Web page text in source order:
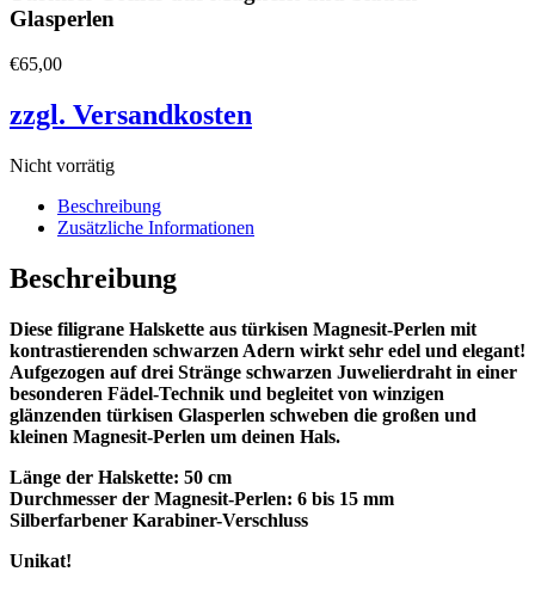
Glasperlen
€65,00
zzgl. Versandkosten
Nicht vorrätig
Beschreibung
Zusätzliche Informationen
Beschreibung
Diese filigrane Halskette aus türkisen Magnesit-Perlen mit
kontrastierenden schwarzen Adern wirkt sehr edel und elegant!
Aufgezogen auf drei Stränge schwarzen Juwelierdraht in einer
besonderen Fädel-Technik und begleitet von winzigen
glänzenden türkisen Glasperlen schweben die großen und
kleinen Magnesit-Perlen um deinen Hals.
Länge der Halskette: 50 cm
Durchmesser der Magnesit-Perlen: 6 bis 15 mm
Silberfarbener Karabiner-Verschluss
Unikat!